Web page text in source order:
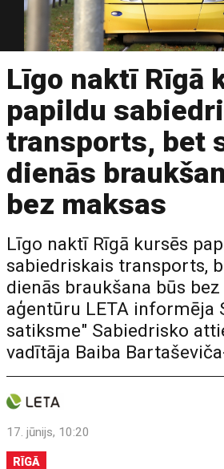
Līgo naktī Rīgā
papildu
transports, bet
dienās
bez maksas
Līgo naktī Rīgā kursēs
sabiedriskais transports,
dienās braukšana būs bez
aģentūru LETA informēja
satiksme" Sabiedrisko
vadītāja Baiba
17. jūnijs, 10:20
RĪGĀ